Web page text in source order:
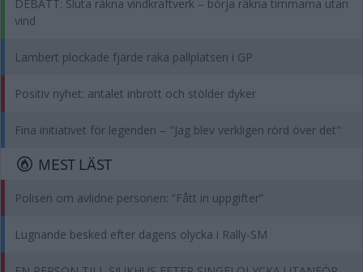
DEBATT: Sluta räkna vindkraftverk – börja räkna timmarna utan
vind
Lambert plockade fjärde raka pallplatsen i GP
Positiv nyhet: antalet inbrott och stölder dyker
Fina initiativet för legenden – "Jag blev verkligen rörd över det"
MEST LÄST
Polisen om avlidne personen: ”Fått in uppgifter”
Lugnande besked efter dagens olycka i Rally-SM